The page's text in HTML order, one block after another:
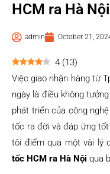
HCM ra Hà
admin October 21,
4 (13)
Việc giao nhận hàng từ
ngày là điều không
phát triển của công
tốc ra đời và đáp ứng
tôi điểm qua một vài lý
tốc HCM ra Hà Nội qua